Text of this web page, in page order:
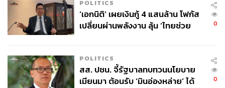
POLITICS
‘เอกนิติ’ เผยเงินกู้ 4 แสนล้าน โฟกัส
เปลี่ยนผ่านพลังงาน ลุ้น ‘ไทยช่วย
0
POLITICS
สส. ปชน. จี้รัฐบาลทบทวนนโยบาย
เมียนมา ต้อนรับ ‘มินอ่องหล่าย’ ได้
0